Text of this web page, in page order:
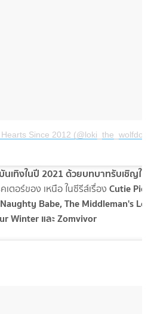
Since 2012 (@loki_the_wolfdog)
นเทิงในปี 2021 ด้วยบทบาทรับเชิญใน
เตอร์ของ เหนือ ในซีรีส์เรื่อง Cutie Pie
Naughty Babe, The Middleman's
Winter และ Zomvivor